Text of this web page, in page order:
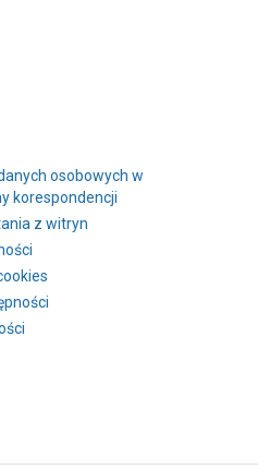
osobowych w
korespondencji
z witryn